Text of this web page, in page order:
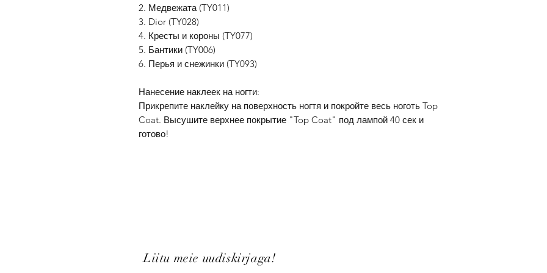
2. Медвежата (TY011)
3. Dior (TY028)
4. Кресты и короны (TY077)
5. Бантики (TY006)
6. Перья и снежинки (TY093)
Нанесение наклеек на ногти:
Прикрепите наклейку на поверхность ногтя и покройте весь ноготь Top
Coat. Высушите верхнее покрытие "Top Coat" под лампой 40 сек и
готово!
Liitu meie uudiskirjaga!